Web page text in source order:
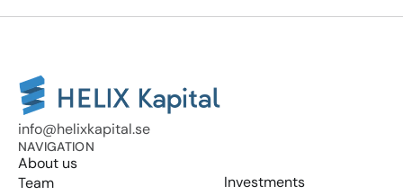
info@helixkapital.se
NAVIGATION
About us
Team
Investments